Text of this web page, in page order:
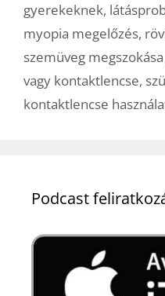
gyerekeknek,
myopia megelőzés,
szemüveg
vagy kontaktlencse,
kontaktlencse
Podcast